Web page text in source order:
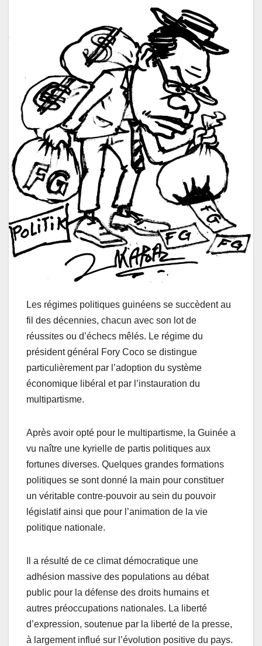
Les régimes politiques guinéens se succèdent au
fil des décennies, chacun avec son lot de
réussites ou d’échecs mêlés. Le régime du
président général Fory Coco se distingue
particulièrement par l’adoption du système
économique libéral et par l’instauration du
multipartisme.
Après avoir opté pour le multipartisme, la Guinée a
vu naître une kyrielle de partis politiques aux
fortunes diverses. Quelques grandes formations
politiques se sont donné la main pour constituer
un véritable contre-pouvoir au sein du pouvoir
législatif ainsi que pour l’animation de la vie
politique nationale.
Il a résulté de ce climat démocratique une
adhésion massive des populations au débat
public pour la défense des droits humains et
autres préoccupations nationales. La liberté
d’expression, soutenue par la liberté de la presse,
à largement influé sur l’évolution positive du pays.